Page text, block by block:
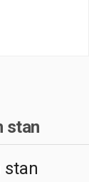
stan
stan